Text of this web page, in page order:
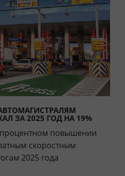
ЗА 2025 ГОД НА 19%
процентном повышении
скоростным
2025 года